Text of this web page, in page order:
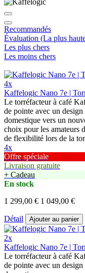
Recommandés
Évaluation (La plus
Les plus chers
Les moins chers
4x
Kaffelogic Nano 7e |
Le torréfacteur à café
de pointe avec un
domestique vers un
choix pour les amateurs
de flexibilité lors de la
4x
Offre spéciale
Livraison gratuite
+ Cadeau
En stock
1 299,00 € 1 049,00 €
Détail Ajouter au panier
2x
Kaffelogic Nano 7e |
Le torréfacteur à café
de pointe avec un